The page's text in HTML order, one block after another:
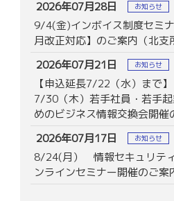
2026年07月28日
お知らせ
9/4(金)インボイス制度セミ
月改正対応】のご案内（北支
2026年07月21日
お知らせ
【申込延長7/22（水）まで】
7/30（木）若手社員・若手
めのビジネス情報交換会開催
2026年07月17日
お知らせ
8/24(月） 情報セキュリテ
ンラインセミナー開催のご案